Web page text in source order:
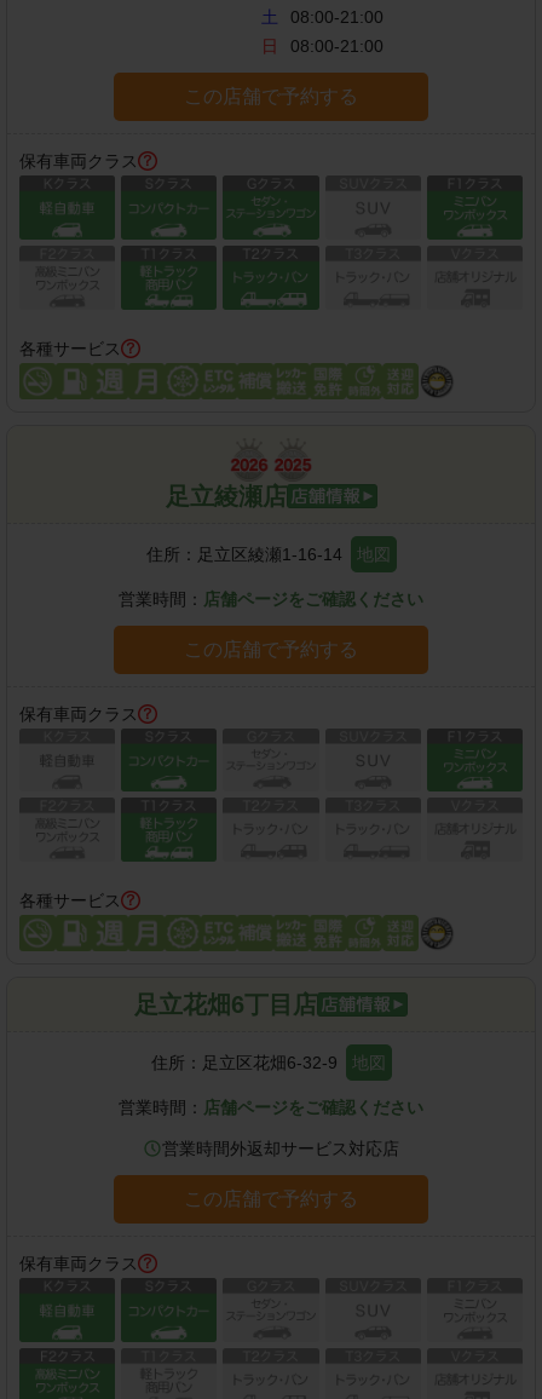
土
08:00-21:00
日
08:00-21:00
この店舗で予約する
保有車両クラス
各種サービス
足立綾瀬店
住所： 足立区綾瀬1-16-14 地図
営業時間： 店舗ページをご確認ください
この店舗で予約する
保有車両クラス
各種サービス
足立花畑6丁目店
住所： 足立区花畑6-32-9 地図
営業時間： 店舗ページをご確認ください
営業時間外返却サービス対応店
この店舗で予約する
保有車両クラス